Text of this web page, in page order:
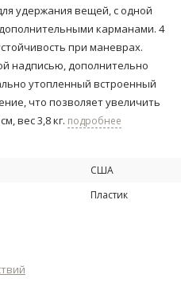
удержания вещей, с одной
карманами. 4
при маневрах.
надписью, дополнительно
утопленный встроенный
что позволяет увеличить
вес 3,8 кг. подробнее
США
Пластик